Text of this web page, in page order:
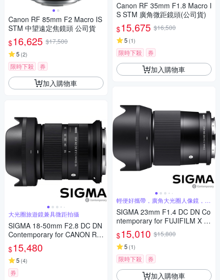
Canon RF 85mm F2 Macro IS
STM 中望遠定焦鏡頭 公司貨
$16,625 $17,500
5 (2)
限時下殺 券
加入購物車
大光圈旅遊鏡兼具微距拍攝
SIGMA 18-50mm F2.8 DC DN
Contemporary for CANON RF
接環 (公司貨) 旅遊鏡 APS-C 無
反微單眼專用鏡頭
$15,480
5 (4)
券
Canon RF 35mm F1.8 Macro I
S STM 廣角微距鏡頭(公司貨)
$15,675 $16,500
5 (1)
限時下殺 券
加入購物車
輕便好攜帶，廣角大光圈人像鏡，美
麗淺景深
SIGMA 23mm F1.4 DC DN Co
ntemporary for FUJIFILM X 富
士接環 (公司貨) 廣角大光圈定
焦鏡 人像鏡 APS-C 無反微單眼
專用鏡頭
$15,010 $15,800
5 (1)
限時下殺 券
加入購物車